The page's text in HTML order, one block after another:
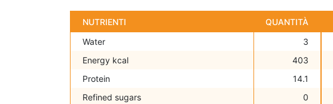
NUTRIENTI
QUANTITÀ
Water
3
Energy kcal
403
Protein
14.1
Refined sugars
0